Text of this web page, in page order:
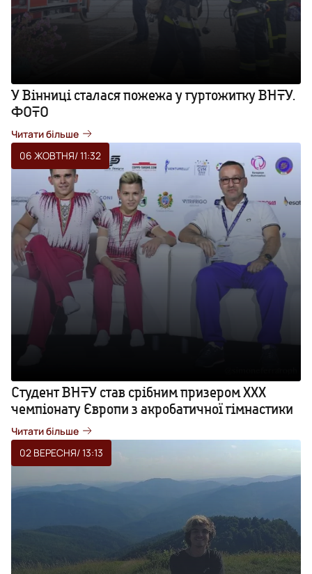
У Вінниці сталася пожежа у гуртожитку ВНТУ.
ФОТО
Читати більше
06 ЖОВТНЯ/ 11:32
Студент ВНТУ став срібним призером ХХХ
чемпіонату Європи з акробатичної гімнастики
Читати більше
02 ВЕРЕСНЯ/ 13:13